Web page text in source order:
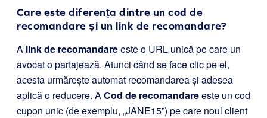
Care este diferența dintre un cod de
recomandare și un link de recomandare?
A link de recomandareeste o URL unică pe care un
avocat o partajează. Atunci când se face clic pe el,
acesta urmărește automat recomandarea și adesea
aplică o reducere. ACod de recomandareeste un cod
cupon unic (de exemplu, „JANE15”) pe care noul client